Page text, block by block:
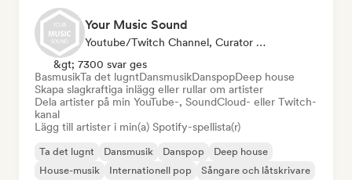
Your Music Sound
Youtube/Twitch Channel, Curator För Spellistor, Influencer I Sociala Medier
&gt; 7300 svar ges
BasmusikTa det lugntDansmusikDanspopDeep house
Skapa slagkraftiga inlägg eller rullar om artister
Dela artister på min YouTube-, SoundCloud- eller Twitch-
kanal
Lägg till artister i min(a) Spotify-spellista(r)
Ta det lugnt Dansmusik Danspop
Deep house
House-musik
Internationell pop
Sångare och låtskrivare